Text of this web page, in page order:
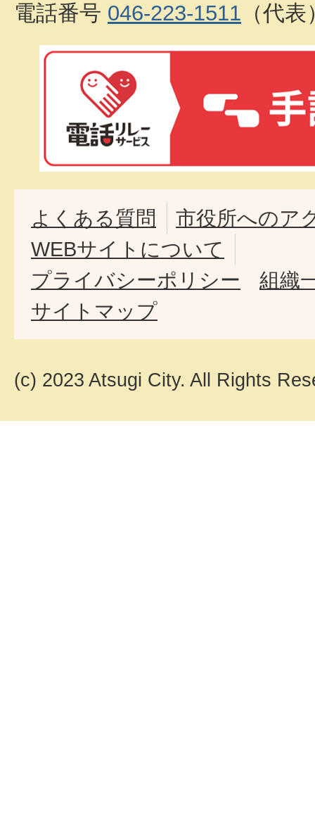
電話番号 046-223-1511 （代表
よくある質問
市役所へのア
WEBサイトについて
プライバシーポリシー
組織
サイトマップ
(c) 2023 Atsugi City. All Rights